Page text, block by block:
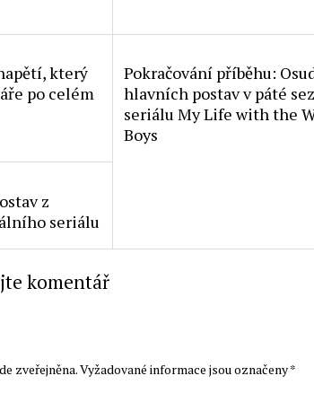
který
po celém
Pokračování příběhu:
hlavních postav v páté
seriálu My Life with the
Boys
z
seriálu
komentář
zveřejněna.Vyžadované informace jsou označeny*